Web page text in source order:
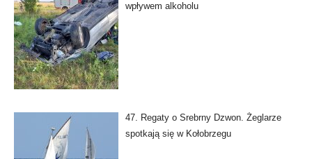
wpływem alkoholu
47. Regaty o Srebrny Dzwon. Żeglarze
spotkają się w Kołobrzegu